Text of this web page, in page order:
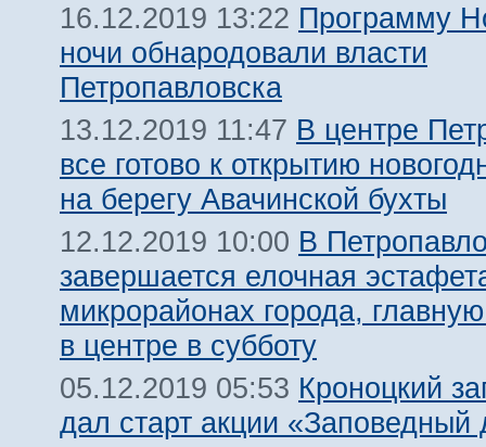
16.12.2019 13:22 Программу
ночи обнародовали власти
Петропавловска
13.12.2019 11:47 В центре
все готово к открытию
на берегу Авачинской бухты
12.12.2019 10:00 В
завершается елочная
микрорайонах города,
в центре в субботу
05.12.2019 05:53 Кроноцкий
дал старт акции «Заповедный